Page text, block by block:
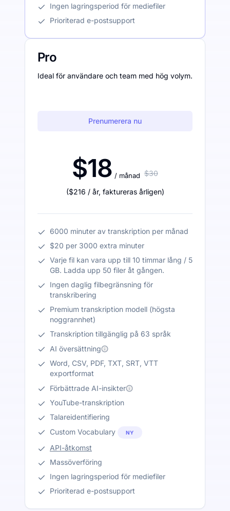
Ingen lagringsperiod för mediefiler
Prioriterad e-postsupport
Pro
Ideal för användare och team med hög volym.
Prenumerera nu
$18 / månad $30
($216 / år, faktureras årligen)
6000 minuter av transkription per månad
$20 per 3000 extra minuter
Varje fil kan vara upp till 10 timmar lång / 5
GB. Ladda upp 50 filer åt gången.
Ingen daglig filbegränsning för
transkribering
Premium transkription modell (högsta
noggrannhet)
Transkription tillgänglig på 63 språk
AI översättning
Word, CSV, PDF, TXT, SRT, VTT
exportformat
Förbättrade AI-insikter
YouTube-transkription
Talareidentifiering
Custom Vocabulary
NY
API-åtkomst
Massöverföring
Ingen lagringsperiod för mediefiler
Prioriterad e-postsupport